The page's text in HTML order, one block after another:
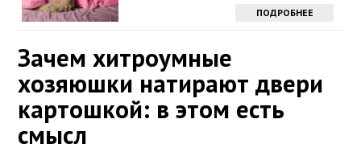
ПОДРОБНЕЕ
Зачем хитроумные
хозяюшки натирают двери
картошкой: в этом есть
смысл